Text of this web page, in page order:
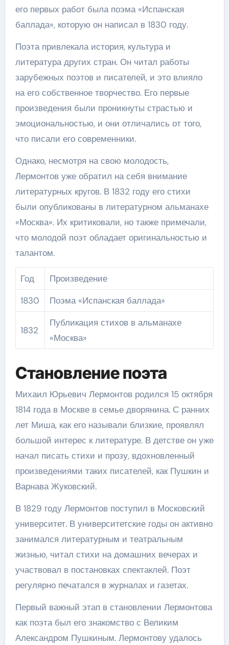
его первых работ была поэма «Испанская
баллада», которую он написал в 1830 году.
Поэта привлекала история, культура и
литература других стран. Он читал работы
зарубежных поэтов и писателей, и это влияло
на его собственное творчество. Его первые
произведения были проникнуты страстью и
эмоциональностью, и они отличались от того,
что писали его современники.
Однако, несмотря на свою молодость,
Лермонтов уже обратил на себя внимание
литературных кругов. В 1832 году его стихи
были опубликованы в литературном альманахе
«Москва». Их критиковали, но также примечали,
что молодой поэт обладает оригинальностью и
талантом.
Год
Произведение
1830
Поэма «Испанская баллада»
1832
Публикация стихов в альманахе
«Москва»
Становление поэта
Михаил Юрьевич Лермонтов родился 15 октября
1814 года в Москве в семье дворянина. С ранних
лет Миша, как его называли близкие, проявлял
большой интерес к литературе. В детстве он уже
начал писать стихи и прозу, вдохновленный
произведениями таких писателей, как Пушкин и
Варнава Жуковский.
В 1829 году Лермонтов поступил в Московский
университет. В университетские годы он активно
занимался литературным и театральным
жизнью, читал стихи на домашних вечерах и
участвовал в постановках спектаклей. Поэт
регулярно печатался в журналах и газетах.
Первый важный этап в становлении Лермонтова
как поэта был его знакомство с Великим
Александром Пушкиным. Лермонтову удалось